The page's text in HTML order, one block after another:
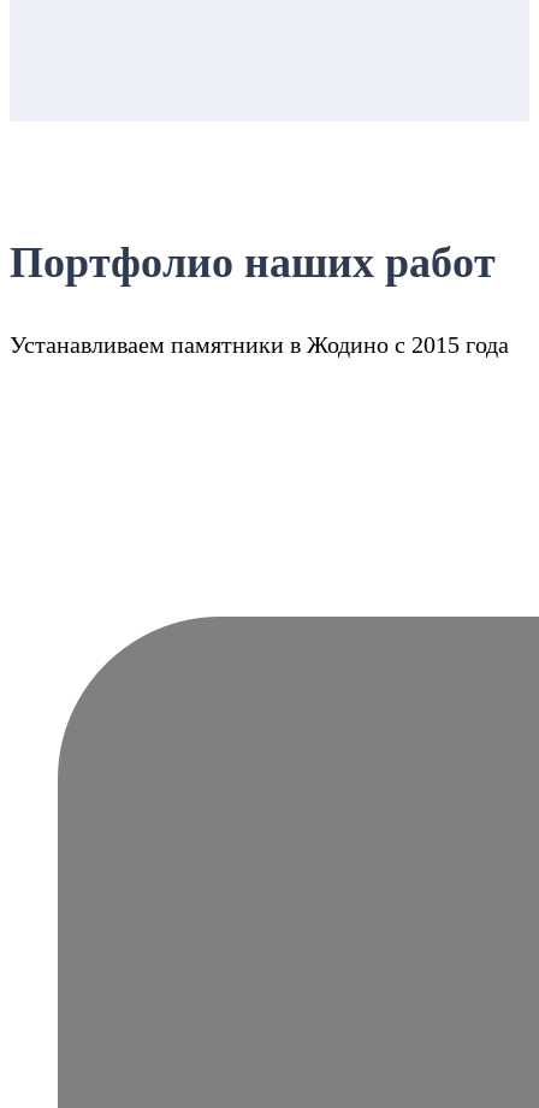
Портфолио наших работ
Устанавливаем памятники в Жодино с 2015 года